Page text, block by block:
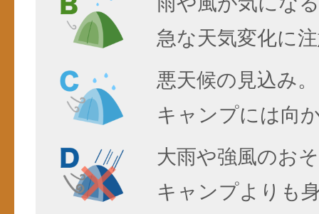
急な天気変化に
悪天候の見込み。
キャンプには向
大雨や強風のお
キャンプよりも